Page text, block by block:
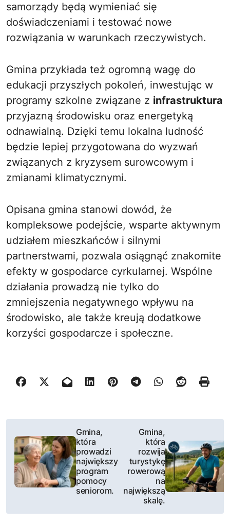
samorządy będą wymieniać się
doświadczeniami i testować nowe
rozwiązania w warunkach rzeczywistych.
Gmina przykłada też ogromną wagę do
edukacji przyszłych pokoleń, inwestując w
programy szkolne związane z infrastruktura
przyjazną środowisku oraz energetyką
odnawialną. Dzięki temu lokalna ludność
będzie lepiej przygotowana do wyzwań
związanych z kryzysem surowcowym i
zmianami klimatycznymi.
Opisana gmina stanowi dowód, że
kompleksowe podejście, wsparte aktywnym
udziałem mieszkańców i silnymi
partnerstwami, pozwala osiągnąć znakomite
efekty w gospodarce cyrkularnej. Wspólne
działania prowadzą nie tylko do
zmniejszenia negatywnego wpływu na
środowisko, ale także kreują dodatkowe
korzyści gospodarcze i społeczne.
w
g
Gmina,
która
prowadzi
największy
program
pomocy
seniorom.
Gmina,
która
rozwija
turystykę
rowerową
na
największą
skalę.